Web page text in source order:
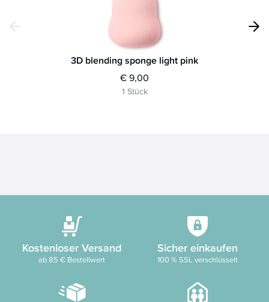
3D blending sponge light pink
€ 9,00
1 Stück
Kostenloser Versand
ab 85 € Bestellwert
Sicher einkaufen
100 % SSL verschlüsselt